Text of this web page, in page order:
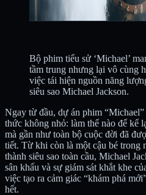
Bộ phim tiểu sử ‘Michael’
tầm trung nhưng lại vô cùng
việc tái hiện nguồn năng
siêu sao Michael Jackson.
Ngay từ đầu, dự án phim
thức không nhỏ: làm thế nào để kể
mà gần như toàn bộ cuộc đời đã
tiết. Từ khi còn là một cậu bé trong
thành siêu sao toàn cầu, Michael
sân khấu và sự giám sát khắt khe
việc tạo ra cảm giác “khám phá
hết.